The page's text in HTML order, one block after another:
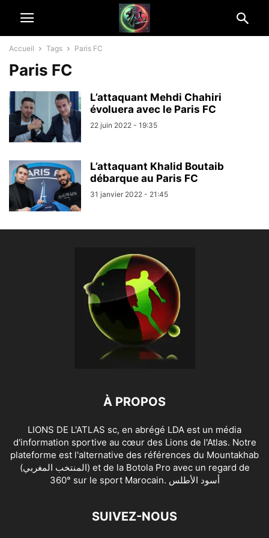
Accueil Tags Paris FC
Paris FC
L’attaquant Mehdi Chahiri
évoluera avec le Paris FC
22 juin 2022 - 19:35
L’attaquant Khalid Boutaib
débarque au Paris FC
31 janvier 2022 - 21:45
À PROPOS
LIONS DE L'ATLAS sc, en abrégé LDA est un média
d'information sportive au cœur des Lions de l'Atlas. Notre
plateforme est l'alternative des références du Mountakhab
(المنتخب المغربي) et de la Botola Pro avec un regard de
360° sur le sport Marocain. أسود الأطلس
SUIVEZ-NOUS